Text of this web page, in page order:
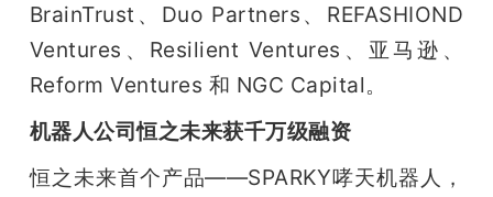
BrainTrust、Duo Partners、REFASHIOND
Ventures、Resilient Ventures、亚马逊、
Reform Ventures 和 NGC Capital。
机器人公司恒之未来获千万级融资
恒之未来首个产品——SPARKY哮天机器人，